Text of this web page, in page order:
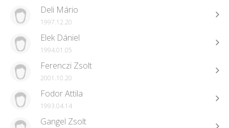
Deli Mário
1997.12.20
Elek Dániel
1994.01.05
Ferenczi Zsolt
2001.10.20
Fodor Attila
1993.04.14
Gangel Zsolt